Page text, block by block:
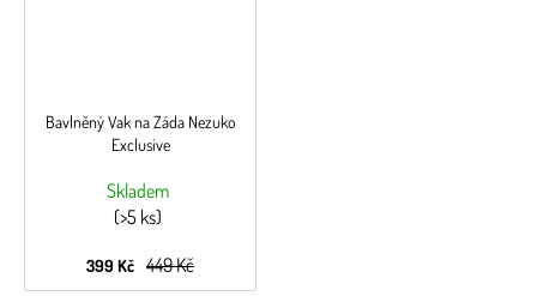
Bavlněný Vak na Záda Nezuko
Exclusive
Skladem
(>5 ks)
449 Kč
399 Kč